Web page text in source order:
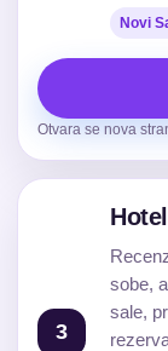
Novi
Otvara se nova
3
sobe,
sale,